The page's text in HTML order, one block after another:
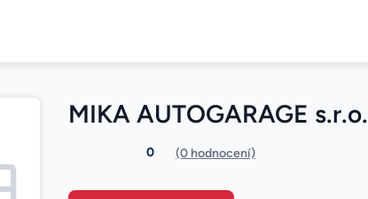
MIKA AUTOGARAGE s.r.o.
0 (0 hodnocení)